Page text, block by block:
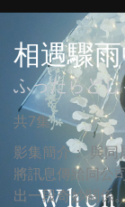
相遇驟
ふったらど
共7集
影集簡介： 與同
將訊息傳給同公
出一段奇妙關係